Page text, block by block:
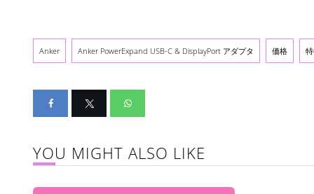
Anker Anker PowerExpand USB-C & DisplayPort アダプタ 価格
YOU MIGHT ALSO LIKE